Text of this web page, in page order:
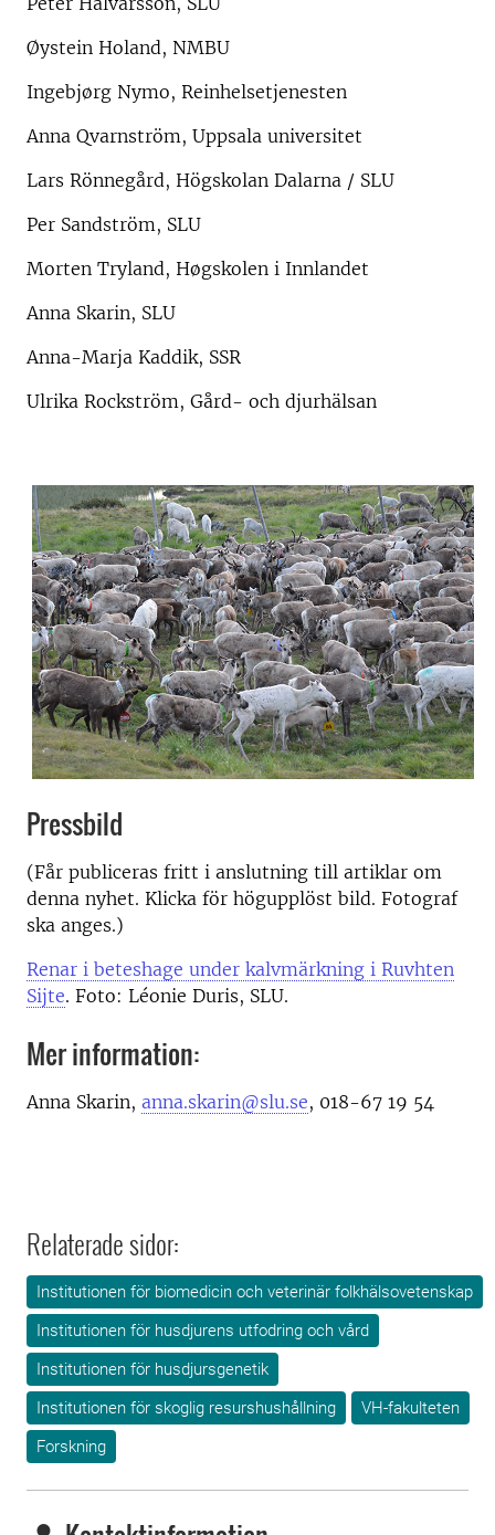
Øystein Holand, NMBU
Ingebjørg Nymo, Reinhelsetjenesten
Anna Qvarnström, Uppsala universitet
Lars Rönnegård, Högskolan Dalarna / SLU
Per Sandström, SLU
Morten Tryland, Høgskolen i Innlandet
Anna Skarin, SLU
Anna-Marja Kaddik, SSR
Ulrika Rockström, Gård- och djurhälsan
Pressbild
(Får publiceras fritt i anslutning till artiklar om
denna nyhet. Klicka för högupplöst bild. Fotograf
ska anges.)
Renar i beteshage under kalvmärkning i Ruvhten
Sijte. Foto: Léonie Duris, SLU.
Mer information:
Anna Skarin, anna.skarin@slu.se, 018-67 19 54
Relaterade sidor:
Institutionen för biomedicin och veterinär folkhälsovetenskap
Institutionen för husdjurens utfodring och vård
Institutionen för husdjursgenetik
Institutionen för skoglig resurshushållning
VH-fakulteten
Forskning